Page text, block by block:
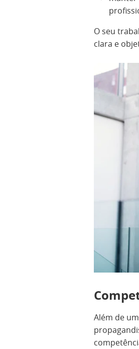
O seu
clara e
Além de